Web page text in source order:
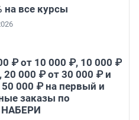
на все курсы
₽ от 10 000 ₽, 10 000 ₽
20 000 ₽ от 30 000 ₽ и
000 ₽ на первый и
заказы по
НАБЕРИ